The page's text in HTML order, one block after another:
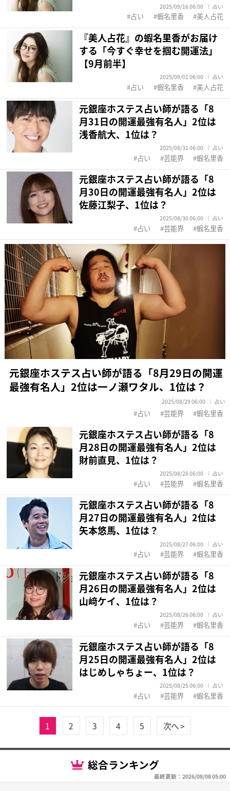
2025/09/16 06:00 占い
占い 蝦名里香 美人占花
『美人占花』の蝦名里香がお届け
する「今すぐ幸せを掴む開運法」
【9月前半】
2025/09/01 06:00 占い
占い 蝦名里香 美人占花
元銀座ホステス占い師が語る「8
月31日の開運最強有名人」2位は
浅香航大、1位は？
2025/08/31 06:00 占い
占い 芸能界 蝦名里香
元銀座ホステス占い師が語る「8
月30日の開運最強有名人」2位は
佐藤江梨子、1位は？
2025/08/30 06:00 占い
占い 芸能界 蝦名里香
元銀座ホステス占い師が語る「8月29日の開運
最強有名人」2位は一ノ瀬ワタル、1位は？
2025/08/29 06:00 占い
占い 芸能界 蝦名里香
元銀座ホステス占い師が語る「8
月28日の開運最強有名人」2位は
財前直見、1位は？
2025/08/28 06:00 占い
占い 芸能界 蝦名里香
元銀座ホステス占い師が語る「8
月27日の開運最強有名人」2位は
矢本悠馬、1位は？
2025/08/27 06:00 占い
占い 芸能界 蝦名里香
元銀座ホステス占い師が語る「8
月26日の開運最強有名人」2位は
山﨑ケイ、1位は？
2025/08/26 06:00 占い
占い 芸能界 蝦名里香
元銀座ホステス占い師が語る「8
月25日の開運最強有名人」2位は
はじめしゃちょー、1位は？
2025/08/25 06:00 占い
占い 芸能界 蝦名里香
1 2 3 4 5 次へ >
総合ランキング
最終更新：2026/08/08 05:00